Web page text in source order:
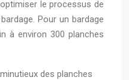
le processus de
Pour un bardage
à environ 300 planches
des planches